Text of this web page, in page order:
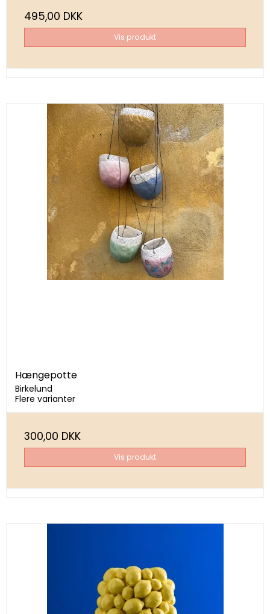
495,00 DKK
Vis produkt
Hængepotte
Birkelund
Flere varianter
300,00 DKK
Vis produkt